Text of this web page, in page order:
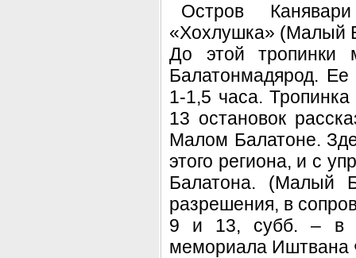
Остров
«Хохлушка» (Малый
До этой тропинки
Балатонмадярод. Ее
1-1,5 часа.
13 остановок
Малом Балатоне.
этого региона, и с
Балатона. (Малый
разрешения, в
9 и 13, субб. – в 9;
мемориала Иштвана